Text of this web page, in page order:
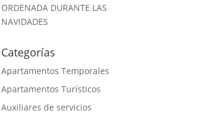
ORDENADA DURANTE LAS
NAVIDADES
Categorías
Apartamentos Temporales
Apartamentos Turísticos
Auxiliares de servicios